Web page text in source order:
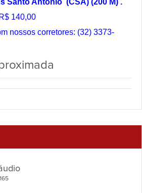
Santo Antonio (CSA) (200 M) .
140,00
nossos corretores: (32) 3373-